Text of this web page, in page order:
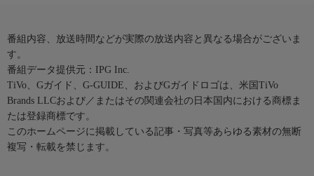
番組内容、放送時間などが実際の放送内容と異なる場合がございま
す。
番組データ提供元：IPG Inc.
TiVo、Gガイド、G-GUIDE、およびGガイドロゴは、米国TiVo
Brands LLCおよび／またはその関連会社の日本国内における商標ま
たは登録商標です。
このホームページに掲載している記事・写真等あらゆる素材の無断
複写・転載を禁じます。